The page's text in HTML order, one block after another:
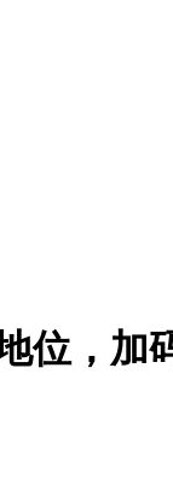
位，加